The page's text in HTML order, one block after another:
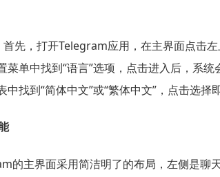
首先，打开Telegram应用，在主界面点击
菜单中找到“语言”选项，点击进入后，系统
中找到“简体中文”或“繁体中文”，点击选
的主界面采用简洁明了的布局，左侧是聊